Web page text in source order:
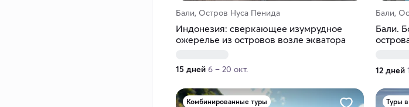
Бали, Остров Нуса Пенида
Индонезия: сверкающее изумрудное
ожерелье из островов возле экватора
15 дней 6 – 20 окт.
Бали,
Бали.
12 дней
Комбинированные туры Туры